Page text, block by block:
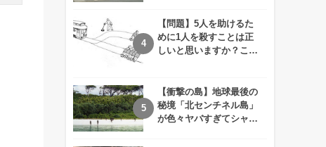
【問題】5人を助けるた
めに1人を殺すことは正
しいと思いますか？この
【衝撃の島】地球最後の
秘境「北センチネル島」
が色々ヤバすぎてシャレ